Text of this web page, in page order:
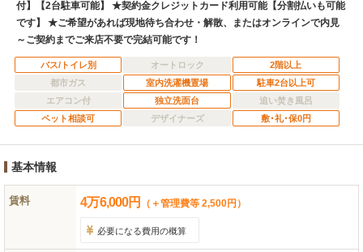
付】【2台駐車可能】 ★契約金クレジットカード利用可能【分割払いも可能
です】 ★ご希望があれば現地待ち合わせ・解散、またはオンラインで内見
～ご契約までご来店不要で完結可能です！
バス/トイレ別 オートロック
2階以上
都市ガス
室内洗濯機置場
駐車2台以上可
エアコン付
独立洗面台
追い焚き風呂
ペット相談可
デザイナーズ 敷･礼･保0円
基本情報
賃料 4万6,000円 （＋管理費等 2,500円）
必要になる費用の概算